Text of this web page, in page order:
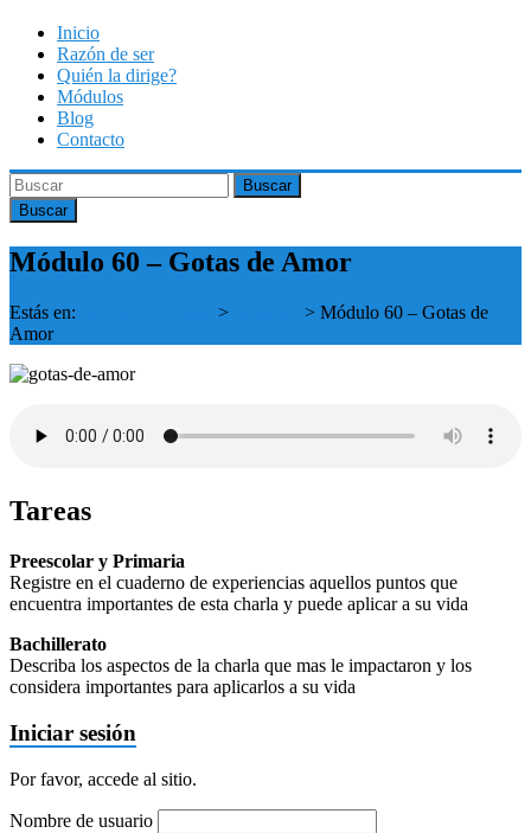
Saltar
contenido
Parents
College
Online
Inicio
Razón de ser
Quién la dirige?
Módulos
Blog
Contacto
Buscar
Módulo 60 – Gotas de Amor
Estás en: > > Módulo 60 – Gotas de
Amor
Tareas
Preescolar y Primaria
Registre en el cuaderno de experiencias aquellos puntos que
encuentra importantes de esta charla y puede aplicar a su vida
Bachillerato
Describa los aspectos de la charla que mas le impactaron y los
considera importantes para aplicarlos a su vida
Iniciar sesión
Por favor, accede al sitio.
Nombre de usuario